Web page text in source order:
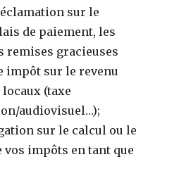
sur le
de paiement, les
remises gracieuses
impôt sur le revenu
(taxe
audiovisuel…);
sur le calcul ou le
vos impôts en tant que